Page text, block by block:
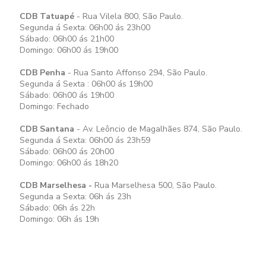
CDB Tatuapé - Rua Vilela 800, São Paulo.
Segunda á Sexta: 06h00 ás 23h00
Sábado: 06h00 ás 21h00
Domingo: 06h00 ás 19h00
CDB Penha - Rua Santo Affonso 294, São Paulo.
Segunda á Sexta : 06h00 ás 19h00
Sábado: 06h00 ás 19h00
Domingo: Fechado
CDB Santana - Av. Leôncio de Magalhães 874, São Paulo.
Segunda á Sexta: 06h00 ás 23h59
Sábado: 06h00 ás 20h00
Domingo: 06h00 ás 18h20
CDB Marselhesa - Rua Marselhesa 500, São Paulo.
Segunda a Sexta: 06h ás 23h
Sábado: 06h ás 22h
Domingo: 06h ás 19h